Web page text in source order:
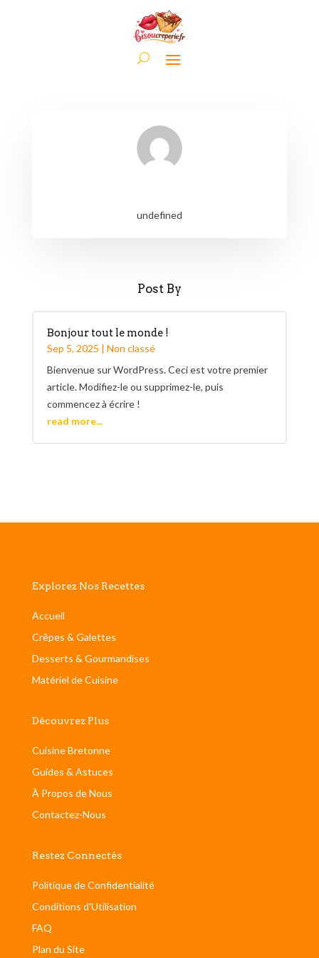
undefined
Post By
Bonjour tout le monde !
Sep 5, 2025 | Non classé
Bienvenue sur WordPress. Ceci est votre premier
article. Modifiez-le ou supprimez-le, puis
commencez à écrire !
read more...
Explorez Nos Recettes
Accueil
Crêpes & Galettes
Desserts & Gourmandises
Matériel de Cuisine
Découvrez Plus
Cuisine Bretonne
Guides & Astuces
À Propos de Nous
Contactez-Nous
Restez Connectés
Politique de Confidentialité
Conditions d'Utilisation
FAQ
Plan du Site